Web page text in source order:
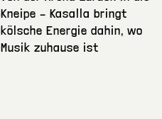
Kneipe – Kasalla bringt
kölsche Energie dahin, wo
Musik zuhause ist